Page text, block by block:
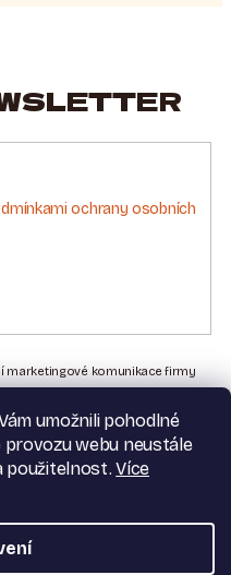
umožnili pohodlné
provozu webu neustále
použitelnost.Více
ochrany osobních
marketingové komunikace firmy